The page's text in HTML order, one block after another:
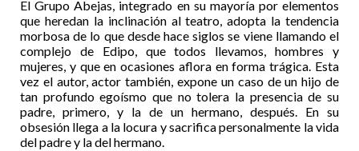
El Grupo Abejas, integrado en su mayoría por elementos
que heredan la inclinación al teatro, adopta la tendencia
morbosa de lo que desde hace siglos se viene llamando el
complejo de Edipo, que todos llevamos, hombres y
mujeres, y que en ocasiones aflora en forma trágica. Esta
vez el autor, actor también, expone un caso de un hijo de
tan profundo egoísmo que no tolera la presencia de su
padre, primero, y la de un hermano, después. En su
obsesión llega a la locura y sacrifica personalmente la vida
del padre y la del hermano.